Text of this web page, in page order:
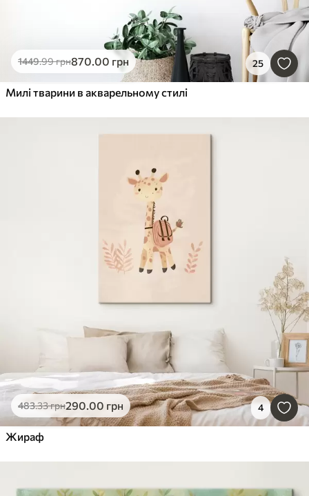
1449.99грн870.00 грн 25
Милі тварини в акварельному стилі
483.33грн290.00 грн 4
Жираф